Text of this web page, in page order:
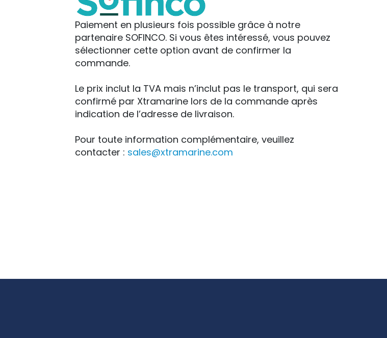
Paiement en plusieurs fois possible grâce à notre
partenaire SOFINCO. Si vous êtes intéressé, vous pouvez
sélectionner cette option avant de confirmer la
commande.
Le prix inclut la TVA mais n’inclut pas le transport, qui sera
confirmé par Xtramarine lors de la commande après
indication de l’adresse de livraison.
Pour toute information complémentaire, veuillez
contacter : sales@xtramarine.com